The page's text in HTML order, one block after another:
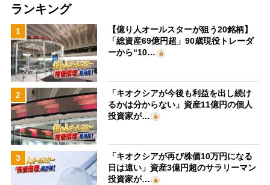
ランキング
1
【億り人オールスターが狙う20銘柄】
「総資産69億円超」90歳現役トレーダ
ーから“10…
2
「キオクシアが今後も利益を出し続け
るかは分からない」資産11億円の個人
投資家が…
3
「キオクシアが再び株価10万円になる
日は遠い」資産3億円超のサラリーマン
投資家が…